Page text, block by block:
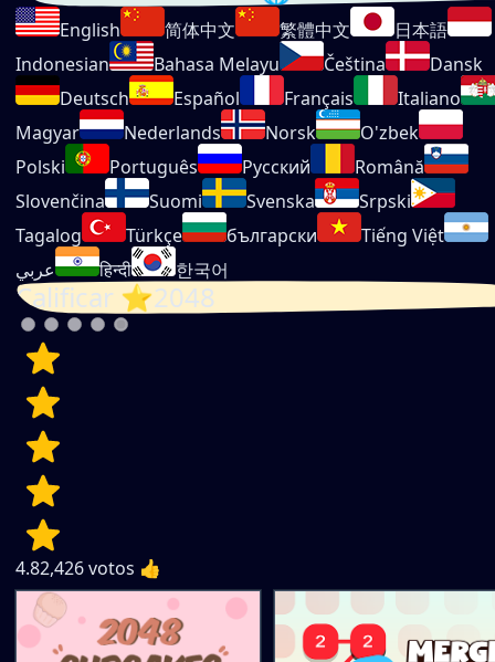
English 简体中文 繁體中文
日本語
Indonesian
Bahasa Melayu Čeština
Dansk
Deutsch
Español Français
Italiano
Magyar
Nederlands Norsk
O'zbek
Polski
Português Русский
Română
Slovenčina
Suomi Svenska
Srpski
Tagalog
Türkçe български
Tiếng Việt
عربي
हिन्दी 한국어
Calificar ⭐2048
4.82,426votos 👍